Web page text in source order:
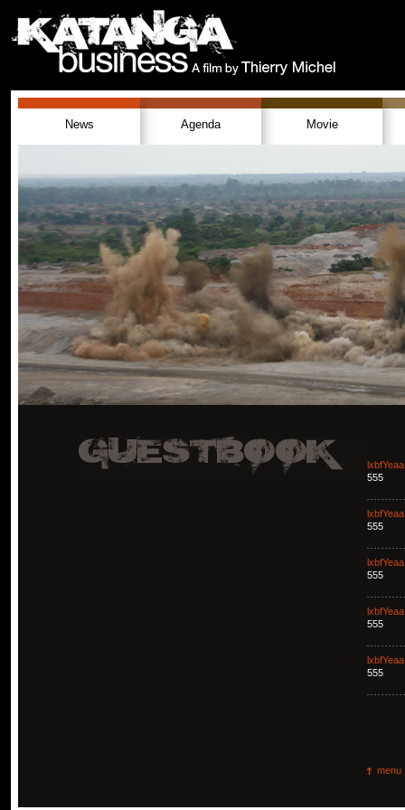
News Agenda Movie
lxbfYeaa
555
lxbfYeaa
555
lxbfYeaa
555
lxbfYeaa
555
lxbfYeaa
555
menu